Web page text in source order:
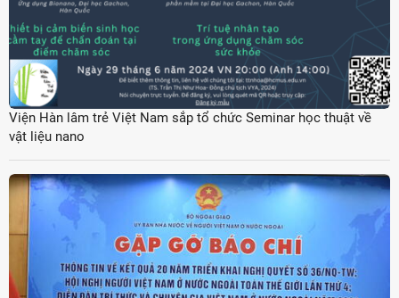
Viện Hàn lâm trẻ Việt Nam sắp tổ chức Seminar học thuật về
vật liệu nano